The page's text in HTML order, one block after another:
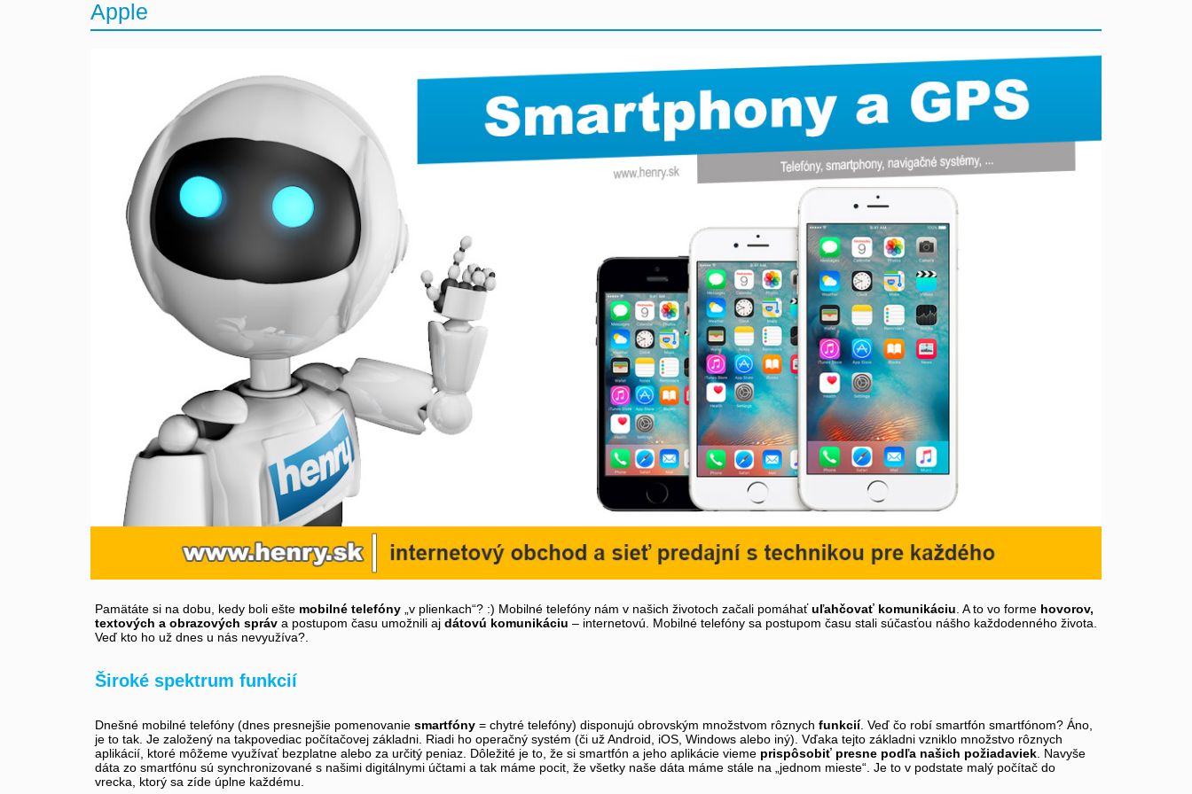
Apple
Pamätáte si na dobu, kedy boli ešte mobilné telefóny „v plienkach“? :) Mobilné telefóny nám v našich životoch začali pomáhaťuľahčovať komunikáciu . A to vo forme hovorov,
textových a obrazových správ a postupom času umožnili aj dátovú komunikáciu – internetovú. Mobilné telefóny sa postupom času stali súčasťou nášho každodenného života.
Veď kto ho už dnes u nás nevyužíva?.
Široké spektrum funkcií
Dnešné mobilné telefóny (dnes presnejšie pomenovanie smartfóny = chytré telefóny) disponujú obrovským množstvom rôznych funkcií. Veď čo robí smartfón smartfónom? Áno,
je to tak. Je založený na takpovediac počítačovej základni. Riadi ho operačný systém (či už Android, iOS, Windows alebo iný). Vďaka tejto základni vzniklo množstvo rôznych
aplikácií, ktoré môžeme využívať bezplatne alebo za určitý peniaz. Dôležité je to, že si smartfón a jeho aplikácie vieme prispôsobiť presne podľa našich požiadaviek . Navyše
dáta zo smartfónu sú synchronizované s našimi digitálnymi účtami a tak máme pocit, že všetky naše dáta máme stále na „jednom mieste“. Je to v podstate malý počítač do
vrecka, ktorý sa zíde úplne každému.